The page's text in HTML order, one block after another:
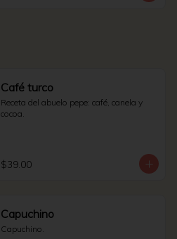
Café turco
Receta del abuelo pepe: café, canela y
cocoa.
$39.00
Capuchino
Capuchino.